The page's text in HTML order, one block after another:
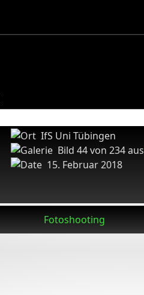
IfS Uni Tübingen
Bild 44 von 234 aus
15. Februar 2018
Fotoshooting